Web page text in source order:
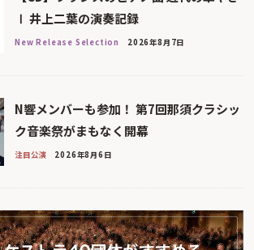
Ⅰ 井上二葉の演奏記録
New Release Selection 2026年8月7日
N響メンバーも参加！ 第7回那須クラシッ
ク音楽祭がまもなく開幕
注目公演 2026年8月6日